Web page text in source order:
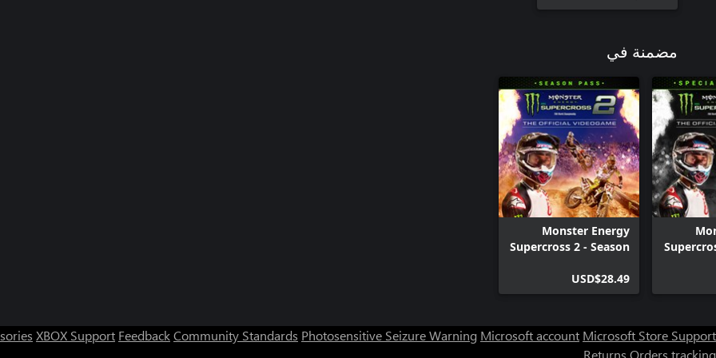
مضمنة في
Monster Energy
Supercross 2 - Season
USD$28.49
XBOX Support FeedbackCommunity Standards Photosensitive Seizure Warning Microsoft account Microsoft Store Support
Returns Orders tracking